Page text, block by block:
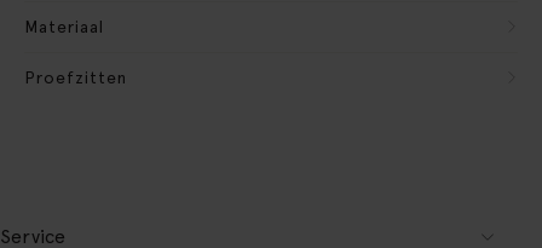
Materiaal
Proefzitten
Service